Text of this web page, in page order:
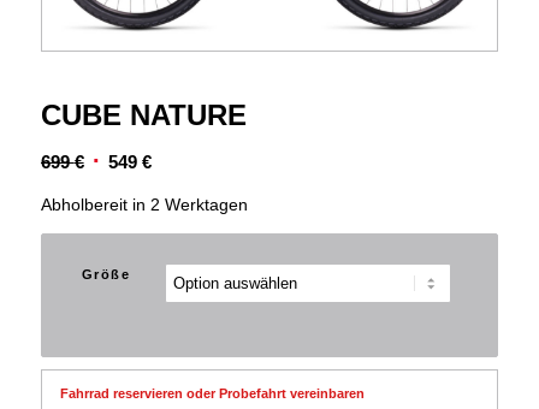
CUBE NATURE
699€ Ursprünglicher
549 €Aktueller
Abholbereit in 2 Werktagen
Größe
Fahrrad reservieren oder Probefahrt vereinbaren